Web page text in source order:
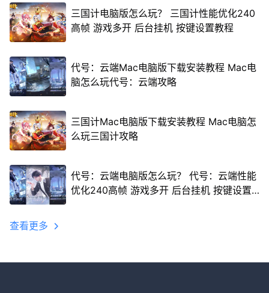
三国计电脑版怎么玩？ 三国计性能优化240
高帧 游戏多开 后台挂机 按键设置教程
代号：云端Mac电脑版下载安装教程 Mac电
脑怎么玩代号：云端攻略
三国计Mac电脑版下载安装教程 Mac电脑怎
么玩三国计攻略
代号：云端电脑版怎么玩？ 代号：云端性能
优化240高帧 游戏多开 后台挂机 按键设置
查看更多